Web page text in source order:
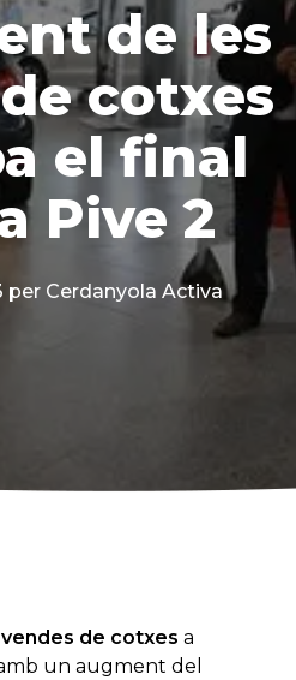
de les
cotxes
el final
Pive 2
per Cerdanyola Activa
vendes de cotxes a
un augment del